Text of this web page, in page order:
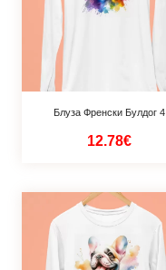
Блуза Френски Булдог 4
12.78€